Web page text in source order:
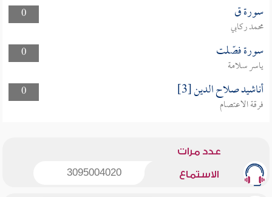
0
سورة ق
محمد ركابي
0
سورة فصّلت
ياسر سلامة
0
أناشيد صلاح الدين [3]
فرقة الاعتصام
عدد مرات
الاستماع 3095004020